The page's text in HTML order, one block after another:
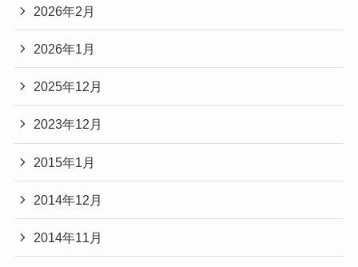
2026年2月
2026年1月
2025年12月
2023年12月
2015年1月
2014年12月
2014年11月